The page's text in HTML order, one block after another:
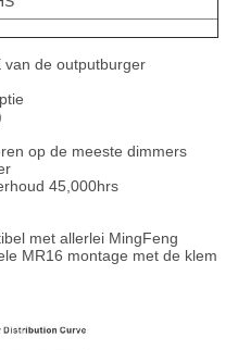
van de outputburger
op de meeste dimmers
45,000hrs
met allerlei MingFeng
MR16 montage met de klem